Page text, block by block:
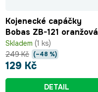
k
t
ů
Kojenecké capáčky
Bobas ZB-121 oranžová
Skladem (1 ks)
129 Kč
249 Kč (–48 %)
DETAIL